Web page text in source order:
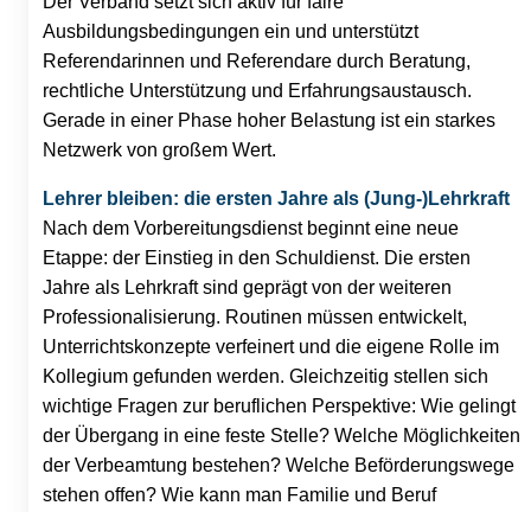
Ausbildungsbedingungen ein und unterstützt
Referendarinnen und Referendare durch Beratung,
rechtliche Unterstützung und Erfahrungsaustausch.
Gerade in einer Phase hoher Belastung ist ein starkes
Netzwerk von großem Wert.
Lehrer bleiben: die ersten Jahre als (Jung-)Lehrkraft
Nach dem Vorbereitungsdienst beginnt eine neue
Etappe: der Einstieg in den Schuldienst. Die ersten
Jahre als Lehrkraft sind geprägt von der weiteren
Professionalisierung. Routinen müssen entwickelt,
Unterrichtskonzepte verfeinert und die eigene Rolle im
Kollegium gefunden werden. Gleichzeitig stellen sich
wichtige Fragen zur beruflichen Perspektive: Wie gelingt
der Übergang in eine feste Stelle? Welche Möglichkeiten
der Verbeamtung bestehen? Welche Beförderungswege
stehen offen? Wie kann man Familie und Beruf